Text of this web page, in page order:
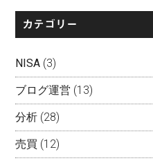
カテゴリー
NISA (3)
ブログ運営 (13)
分析 (28)
売買 (12)